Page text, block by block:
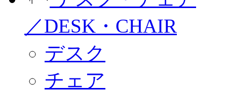
／DESK・CHAIR
デスク
チェア